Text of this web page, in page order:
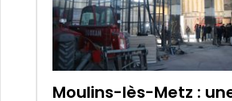
Moulins-lès-Metz :